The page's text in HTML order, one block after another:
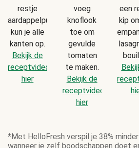
restje
aardappelpuree
kun je alle
kanten op.
Bekijk de
receptvideo
hier
voeg
knoflook
toe om
gevulde
tomaten
te maken.
Bekijk de
receptvideo
hier
een
kip
*Met HelloFresh verspil je 38%
wanneer je zelf boodschappen doet